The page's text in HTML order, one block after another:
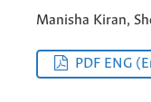
Manisha Kiran,
PDF ENG